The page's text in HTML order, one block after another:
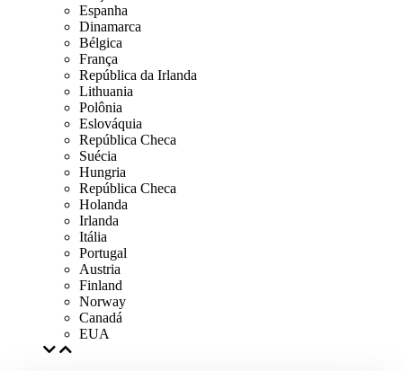
Espanha
Dinamarca
Bélgica
França
República da Irlanda
Lithuania
Polônia
Eslováquia
República Checa
Suécia
Hungria
República Checa
Holanda
Irlanda
Itália
Portugal
Austria
Finland
Norway
Canadá
EUA